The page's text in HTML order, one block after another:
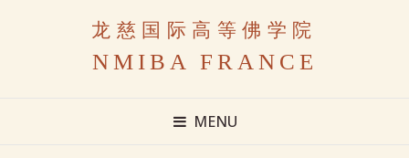
龙慈国际高等佛学院
NMIBA FRANCE
MENU